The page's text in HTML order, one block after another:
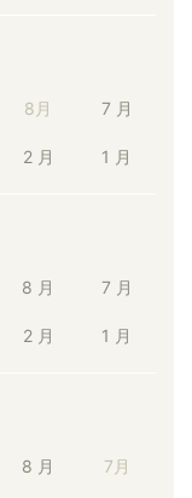
8月 7 月
2 月 1 月
8 月 7 月
2 月 1 月
8 月 7月